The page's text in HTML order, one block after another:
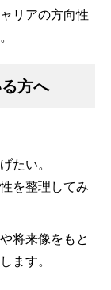
リアの方向性
方へ
たい。
を整理してみ
将来像をもと
ます。